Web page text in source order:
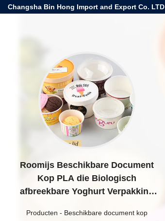
Changsha Bin Hong Import and Export Co. LTD
Roomijs Beschikbare Document
Kop PLA die Biologisch
afbreekbare Yoghurt Verpakking
Producten - Beschikbare document kop